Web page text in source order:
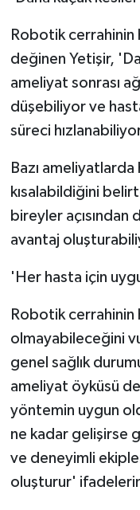
Robotik cerrahinin
değinen Yetişir,
ameliyat sonrası
düşebiliyor ve
süreci
Bazı
kısalabildiğini
bireyler açısından
avantaj
'Her hasta için
Robotik cerrahinin
olmayabileceğini
genel sağlık
ameliyat öyküsü
yöntemin uygun
ne kadar gelişirse
ve deneyimli
oluşturur'